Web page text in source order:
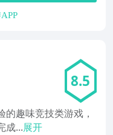
8.5
趣味竞技类游戏，
成...展开